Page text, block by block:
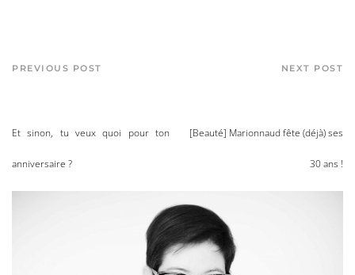
PREVIOUS POST
Et sinon, tu veux quoi pour ton
anniversaire ?
NEXT POST
[Beauté] Marionnaud fête (déjà) ses
30 ans !